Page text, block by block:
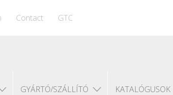
Contact GTC
GYÁRTÓ/SZÁLLÍTÓ KATALÓGUSOK